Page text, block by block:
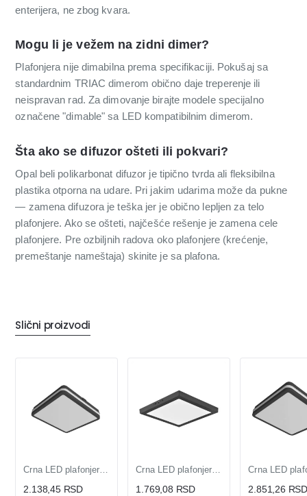
enterijera, ne zbog kvara.
Mogu li je vežem na zidni dimer?
Plafonjera nije dimabilna prema specifikaciji. Pokušaj sa
standardnim TRIAC dimerom obično daje treperenje ili
neispravan rad. Za dimovanje birajte modele specijalno
označene "dimable" sa LED kompatibilnim dimerom.
Šta ako se difuzor ošteti ili pokvari?
Opal beli polikarbonat difuzor je tipično tvrda ali fleksibilna
plastika otporna na udare. Pri jakim udarima može da pukne
— zamena difuzora je teška jer je obično lepljen za telo
plafonjere. Ako se ošteti, najčešće rešenje je zamena cele
plafonjere. Pre ozbiljnih radova oko plafonjere (krećenje,
premeštanje nameštaja) skinite je sa plafona.
Slični proizvodi
Crna LED plafonjera 18W | NORA18W/C – 3 boje svetla
2.138,45 RSD
Crna LED plafonjera 24W KNS5-24W – 3 boje svetla
1.769,08 RSD 2.851,26 RSD